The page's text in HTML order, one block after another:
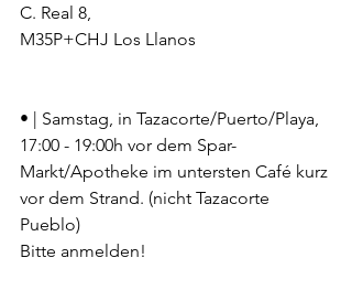
C. Real 8,
M35P+CHJ Los Llanos
• | Samstag, in Tazacorte/Puerto/Playa,
17:00 - 19:00h vor dem Spar-
Markt/Apotheke im untersten Café kurz
vor dem Strand. (nicht Tazacorte
Pueblo)
Bitte anmelden!